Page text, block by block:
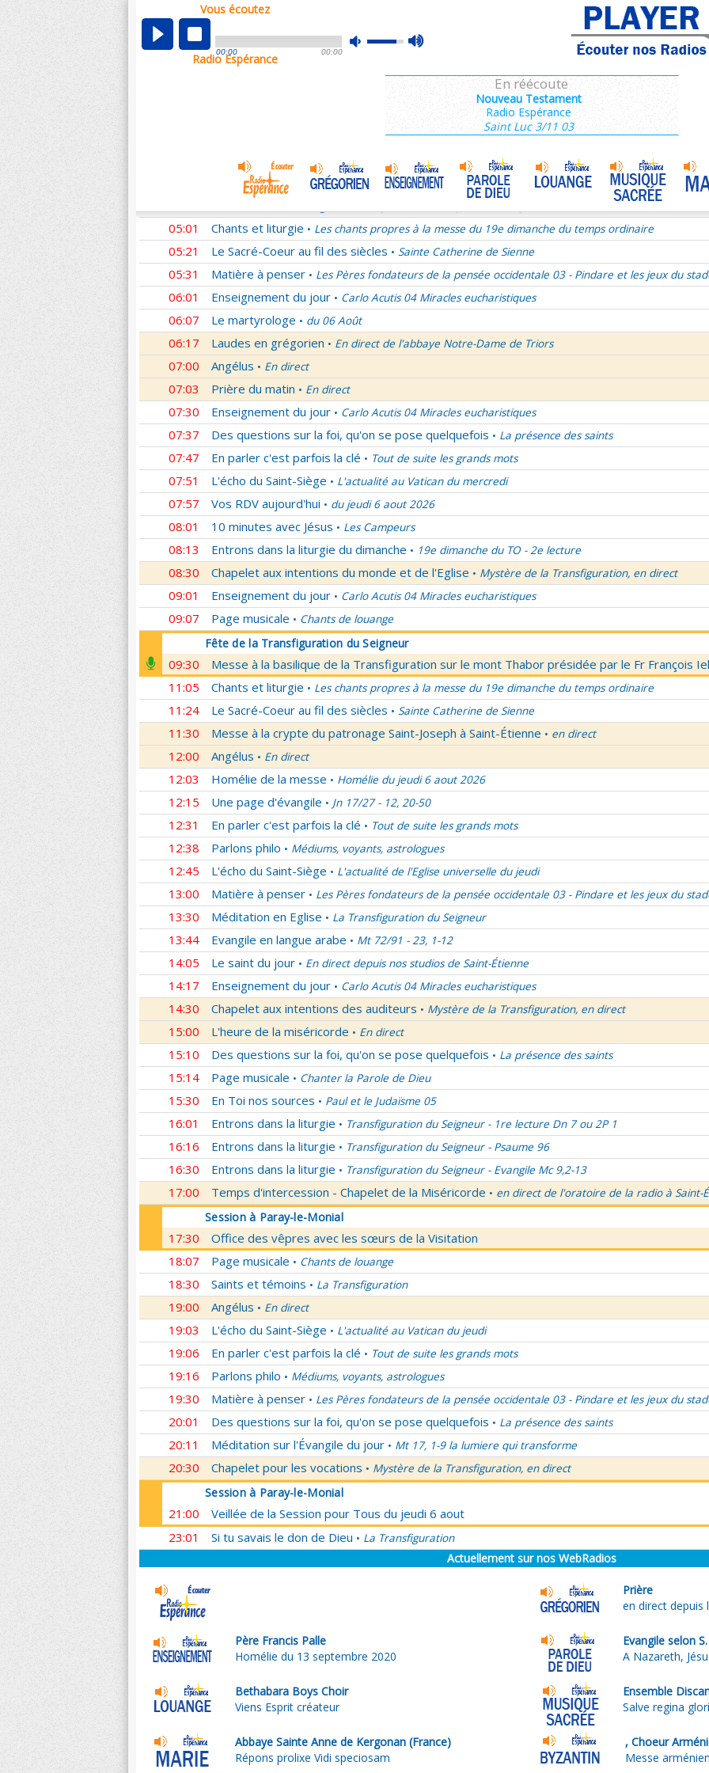
Vous écoutez
mute
max
00:00 00:00
Radio Espérance
En réécoute
Nouveau Testament
Radio Espérance
Saint Luc 3/11 03
00:05
01:02 Sentinelles de la foi • Lettres de Saint François de Sales 36/106
01:33 10 minutes avec Jésus
La Transfiguration du Seigneur
Les conférences de la Famille Missionnaire de Notre-Dame • La joie dans l’Esprit-Saint
Corinthiens 6/6
Entrons dans la liturgie Transfiguration du Seigneur - 1re lecture Dn 7 ou 2P 1
Entrons dans la liturgie • Transfiguration du Seigneur - Psaume 96
05:01 Chants et liturgie • Les chants propres à la messe du 19e dimanche du temps ordinaire
05:21 Le Sacré-Coeur au fil des siècles • Sainte Catherine de Sienne
05:31 Matière à penser • Les Pères fondateurs de la pensée occidentale 03 - Pindare et les jeux du
06:01 Enseignement du jour • Carlo Acutis 04 Miracles eucharistiques
06:07 Le martyrologe • du 06 Août
06:17 Laudes en grégorien • En direct de l'abbaye Notre-Dame de Triors
07:00 Angélus • En direct
07:03 Prière du matin • En direct
07:30 Enseignement du jour • Carlo Acutis 04 Miracles eucharistiques
07:37 Des questions sur la foi, qu'on se pose quelquefois • La présence des saints
07:47 En parler c'est parfois la clé • Tout de suite les grands mots
07:51 L'écho du Saint-Siège • L'actualité au Vatican du mercredi
07:57 Vos RDV aujourd'hui • du jeudi 6 aout 2026
08:01 10 minutes avec Jésus • Les Campeurs
08:13 Entrons dans la liturgie du dimanche • 19e dimanche du TO - 2e lecture
08:30 Chapelet aux intentions du monde et de l'Eglise • Mystère de la Transfiguration, en direct
09:01 Enseignement du jour • Carlo Acutis 04 Miracles eucharistiques
09:07 Page musicale • Chants de louange
Fête de la Transfiguration du Seigneur
09:30
Messe à la basilique de la Transfiguration sur le mont Thabor présidée par le Fr François
11:05
Chants et liturgie • Les chants propres à la messe du 19e dimanche du temps ordinaire
11:24 Le Sacré-Coeur au fil des siècles • Sainte Catherine de Sienne
11:30 Messe à la crypte du patronage Saint-Joseph à Saint-Étienne • en direct
12:00 Angélus • En direct
12:03 Homélie de la messe • Homélie du jeudi 6 aout 2026
12:15 Une page d'évangile • Jn 17/27 - 12, 20-50
12:31 En parler c'est parfois la clé • Tout de suite les grands mots
12:38 Parlons philo • Médiums, voyants, astrologues
12:45 L'écho du Saint-Siège • L'actualité de l'Eglise universelle du jeudi
13:00 Matière à penser • Les Pères fondateurs de la pensée occidentale 03 - Pindare et les jeux du
13:30 Méditation en Eglise • La Transfiguration du Seigneur
13:44 Evangile en langue arabe • Mt 72/91 - 23, 1-12
14:05 Le saint du jour • En direct depuis nos studios de Saint-Étienne
14:17 Enseignement du jour • Carlo Acutis 04 Miracles eucharistiques
14:30 Chapelet aux intentions des auditeurs • Mystère de la Transfiguration, en direct
15:00 L'heure de la miséricorde • En direct
15:10 Des questions sur la foi, qu'on se pose quelquefois • La présence des saints
15:14 Page musicale • Chanter la Parole de Dieu
15:30 En Toi nos sources • Paul et le Judaïsme 05
16:01 Entrons dans la liturgie • Transfiguration du Seigneur - 1re lecture Dn 7 ou 2P 1
16:16 Entrons dans la liturgie • Transfiguration du Seigneur - Psaume 96
16:30 Entrons dans la liturgie • Transfiguration du Seigneur - Evangile Mc 9,2-13
17:00 Temps d'intercession - Chapelet de la Miséricorde • en direct de l'oratoire de la radio à Saint-
Session à Paray-le-Monial
17:30
Office des vêpres avec les sœurs de la Visitation
18:07
Page musicale • Chants de louange
18:30 Saints et témoins • La Transfiguration
19:00 Angélus • En direct
19:03 L'écho du Saint-Siège • L'actualité au Vatican du jeudi
19:06 En parler c'est parfois la clé • Tout de suite les grands mots
19:16 Parlons philo • Médiums, voyants, astrologues
19:30 Matière à penser • Les Pères fondateurs de la pensée occidentale 03 - Pindare et les jeux du
20:01 Des questions sur la foi, qu'on se pose quelquefois • La présence des saints
20:11 Méditation sur l'Évangile du jour • Mt 17, 1-9 la lumiere qui transforme
20:30 Chapelet pour les vocations • Mystère de la Transfiguration, en direct
Session à Paray-le-Monial
21:00
Veillée de la Session pour Tous du jeudi 6 aout
23:01
Si tu savais le don de Dieu • La Transfiguration
Actuellement sur nos WebRadios
Prière
en direct depuis
Père Francis Palle
Homélie du 13 septembre 2020
Evangile selon
A Nazareth,
Bethabara Boys Choir
Viens Esprit créateur
Ensemble
Salve regina
Abbaye Sainte Anne de Kergonan (France)
Répons prolixe Vidi speciosam
, Choeur
Messe